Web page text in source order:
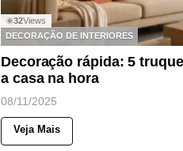
◉32Views
DECORAÇÃO DE INTERIORES
Decoração rápida: 5
a casa na hora
08/11/2025
Veja Mais